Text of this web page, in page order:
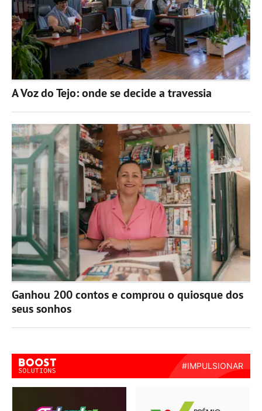
A Voz do Tejo: onde se decide a travessia
Ganhou 200 contos e comprou o quiosque dos
seus sonhos